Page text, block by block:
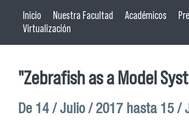
Inicio Nuestra Facultad Académicos
Virtualización
"Zebrafish as a Model
De 14 / Julio / 2017 hasta 15 /